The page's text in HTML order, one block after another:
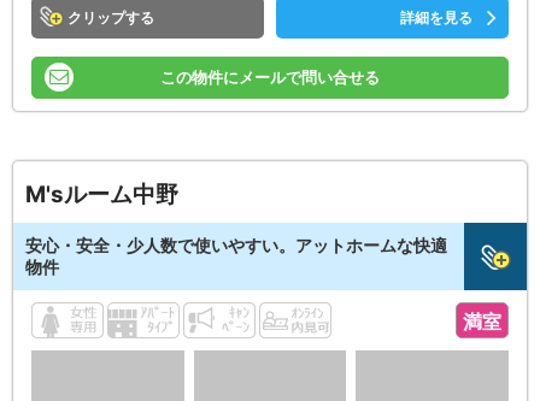
クリップ 詳細を見る
この物件にメールで問い合せる
M'sルーム中野
安心・安全・少人数で使いやすい。アットホームな快適
物件
満室